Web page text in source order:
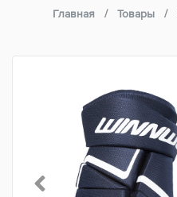
Главная Товары